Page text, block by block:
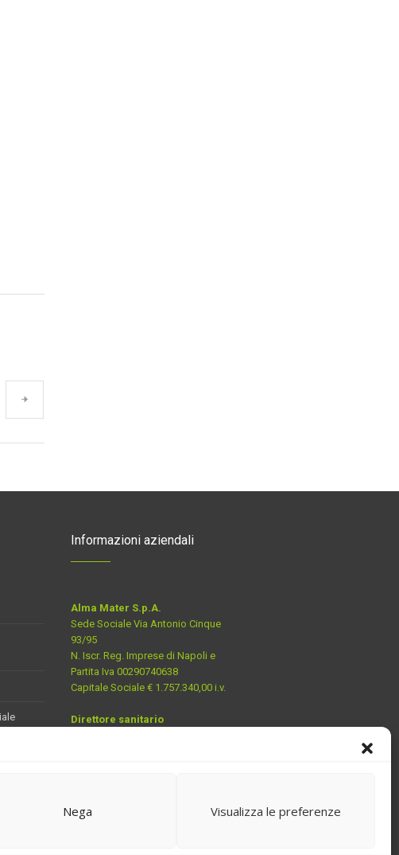
Nega Visualizza le preferenze
Informazioni aziendali
Alma Mater S.p.A.
Sede Sociale Via Antonio Cinque
93/95
N. Iscr. Reg. Imprese di Napoli e
Partita Iva 00290740638
Capitale Sociale € 1.757.340,00 i.v.
Direttore sanitario